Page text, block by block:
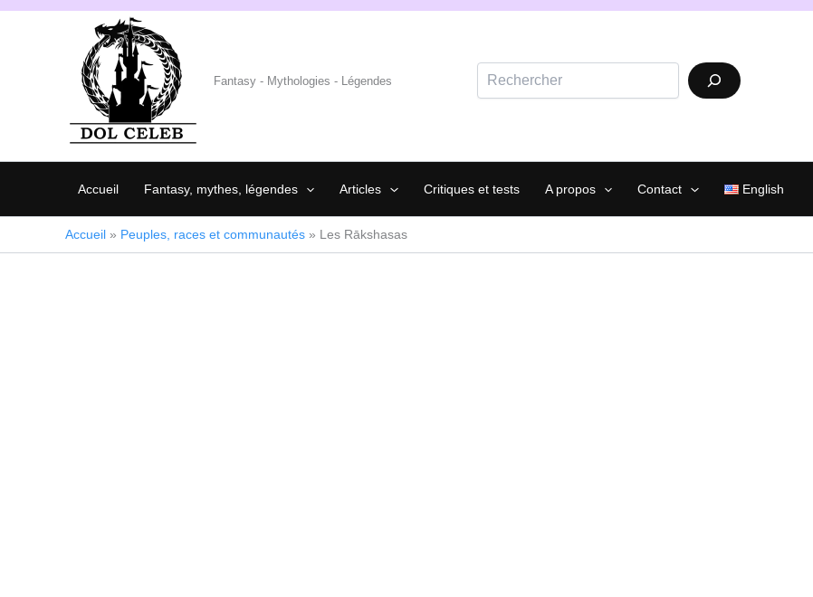
Aller
Fantasy - Mythologies - Légendes
Accueil Fantasy, mythes, légendes Articles Critiques et tests A propos Contact English
Accueil » Peuples, races et communautés » Les Rākshasas